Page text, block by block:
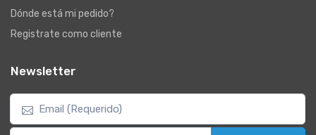
Dónde está mi pedido?
Registrate como cliente
Newsletter